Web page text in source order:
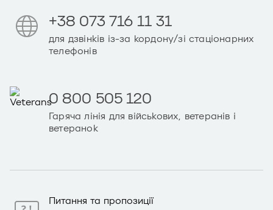
+38 073 716 11 31
для дзвінків із-за кордону/зі стаціонарних
телефонів
0 800 505 120
Гаряча лінія для військових, ветеранів і
ветеранок
Питання та пропозиції